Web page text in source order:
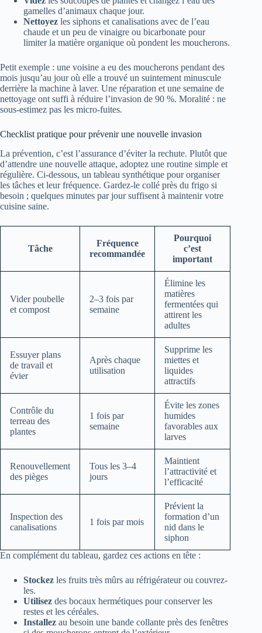
gamelles d’animaux chaque jour.
Nettoyez les siphons et canalisations avec de l’eau
chaude et un peu de vinaigre ou bicarbonate pour
limiter la matière organique où pondent les moucherons.
Petit exemple : une voisine a eu des moucherons pendant des
mois jusqu’au jour où elle a trouvé un suintement minuscule
derrière la machine à laver. Une réparation et une semaine de
nettoyage ont suffi à réduire l’invasion de 90 %. Moralité : ne
sous-estimez pas les micro‑fuites.
Checklist pratique pour prévenir une nouvelle invasion
La prévention, c’est l’assurance d’éviter la rechute. Plutôt que
d’attendre une nouvelle attaque, adoptez une routine simple et
régulière. Ci-dessous, un tableau synthétique pour organiser
les tâches et leur fréquence. Gardez-le collé près du frigo si
besoin ; quelques minutes par jour suffisent à maintenir votre
cuisine saine.
Tâche
Fréquence
recommandée
Pourquoi
c’est
important
Vider poubelle
et compost
2–3 fois par
semaine
Élimine les
matières
fermentées qui
attirent les
adultes
Essuyer plans
de travail et
évier
Après chaque
utilisation
Supprime les
miettes et
liquides
attractifs
Contrôle du
terreau des
plantes
1 fois par
semaine
Évite les zones
humides
favorables aux
larves
Renouvellement
des pièges
Tous les 3–4
jours
Maintient
l’attractivité et
l’efficacité
Inspection des
canalisations
1 fois par mois
Prévient la
formation d’un
nid dans le
siphon
En complément du tableau, gardez ces actions en tête :
Stockez les fruits très mûrs au réfrigérateur ou couvrez-
les.
Utilisez des bocaux hermétiques pour conserver les
restes et les céréales.
Installez au besoin une bande collante près des fenêtres